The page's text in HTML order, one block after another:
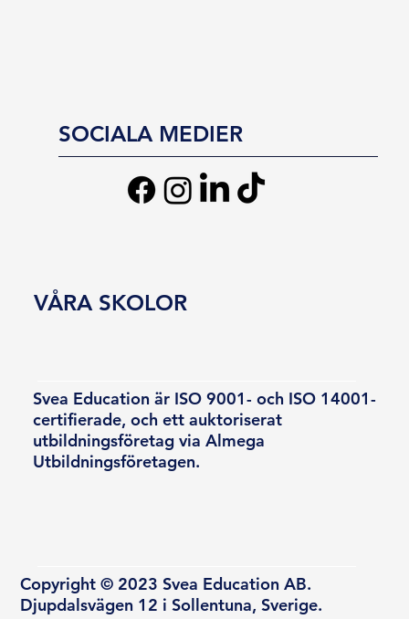
SOCIALA MEDIER
Svea Education är ISO 9001- och ISO 14001-
certifierade, och ett auktoriserat
utbildningsföretag via Almega
Utbildningsföretagen.
Copyright © 2023 Svea Education AB.
Djupdalsvägen 12 i Sollentuna, Sverige.
VÅRA SKOLOR